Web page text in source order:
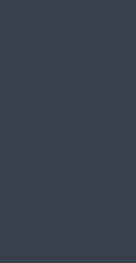
Catedral de Culiacán, en donde
recibir respuesta en sus
edificio del Ayuntamiento,
el proceso electoral de finales de
La marcha fue acompañada por
buscadoras y familiares de
desaparecidas durante la
recrudeció el 9 de septiembre de
entre Chapitos y Mayos,
Sinaloa, con ya más de 700
Por otra parte, esta mañana de
de Seguridad Pública del Estado
de cuatro reos del penal de
un operativo conjunto con
con el paradero de estas
Los reos fugados están
Alfonso “L”, José Juan “L” y
delito de secuestro, y Eleazar